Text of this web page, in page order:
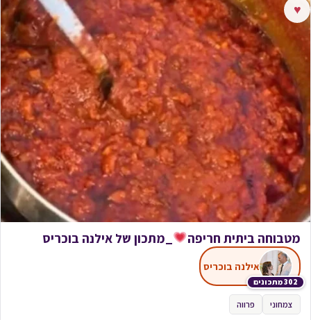
♥
מטבוחה ביתית חריפה _מתכון של אילנה בוכריס
302 מתכונים
אילנה בוכריס
צמחוני פרווה